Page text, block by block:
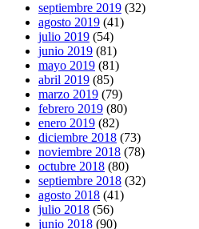
septiembre 2019 (32)
agosto 2019 (41)
julio 2019 (54)
junio 2019 (81)
mayo 2019 (81)
abril 2019 (85)
marzo 2019 (79)
febrero 2019 (80)
enero 2019 (82)
diciembre 2018 (73)
noviembre 2018 (78)
octubre 2018 (80)
septiembre 2018 (32)
agosto 2018 (41)
julio 2018 (56)
junio 2018 (90)